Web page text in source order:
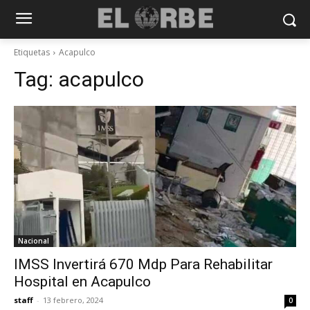
Etiquetas Acapulco
Tag: acapulco
Nacional
IMSS Invertirá 670 Mdp Para Rehabilitar
Hospital en Acapulco
staff - 13 febrero, 2024 0